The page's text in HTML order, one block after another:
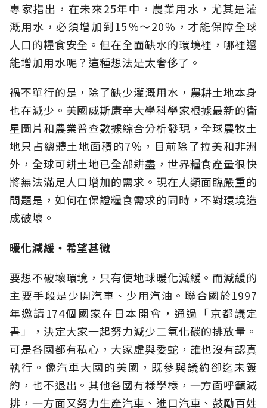
專家指出，在未來25年中，農業用水，尤其是灌
溉用水，必須增加到15％～20％，才能保障全球
人口的糧食安全。但在全面缺水的環境裡，哪裡還
能增加用水呢？這種想法是太奢侈了。
禍不單行的是，除了缺少灌溉用水，農耕土地本身
也在減少。美國威斯康辛大學科學家根據最新的衛
星圖片和農業普查數據綜合分析發現，全球農牧土
地只占總體土地面積的7％，目前除了拉美和非洲
外，全球可耕土地已全部耕盡，世界糧食產量很快
將無法滿足人口增加的需求。現在人類面臨嚴重的
問題是，如何在保證糧食需求的同時，不對環境造
成破壞。
暖化減緩‧希望甚微
要想不破壞環境，只有使地球暖化減緩。而減緩的
主要手段是少開汽車、少用汽油。聯合國於1997
年邀請174個國家在日本開會，通過「京都議定
書」，決定大家一起努力減少二氧化碳的排放量。
可是各國都有私心，大家虛與委蛇，誰也沒有認真
執行。像汽車大國的美國，既參與議約卻迄未簽
約，也不退出。其他各國有樣學樣，一方面呼籲減
排，一方面又努力生產汽車、進口汽車、鼓勵百姓